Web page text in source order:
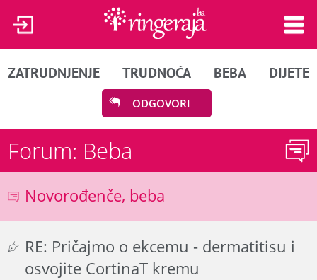
ZATRUDNJENJE TRUDNOĆA BEBA DIJETE
ODGOVORI
Forum: Beba
Novorođenče, beba
RE: Pričajmo o ekcemu - dermatitisu i
osvojite CortinaT kremu